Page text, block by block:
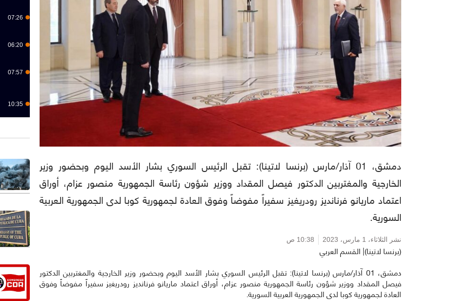
دمشق، 01 آذار/مارس (برنسا لاتينا): تقبل الرئيس السوري بشار الأسد اليوم وبحضور وزير
الخارجية والمغتربين الدكتور فيصل المقداد ووزير شؤون رئاسة الجمهورية منصور عزام، أوراق
اعتماد ماريانو فرنانديز رودريغيز سفيراً مفوضاً وفوق العادة لجمهورية كوبا لدى الجمهورية العربية
السورية.
نشر الثلاثاء، 1 مارس، 2023 10:38 ص
(برنسا لاتينا)| القسم العربي
دمشق، 01 آذار/مارس (برنسا لاتينا): تقبل الرئيس السوري بشار الأسد اليوم وبحضور وزير الخارجية والمغتربين الدكتور
فيصل المقداد ووزير شؤون رئاسة الجمهورية منصور عزام، أوراق اعتماد ماريانو فرنانديز رودريغيز سفيراً مفوضاً وفوق
العادة لجمهورية كوبا لدى الجمهورية العربية السورية.
07:26
06:20
07:57
10:35